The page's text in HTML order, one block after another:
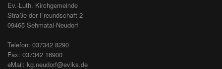
Ev.-Luth. Kirchgemeinde
Straße der Freundschaft 2
09465 Sehmatal-Neudorf
Telefon: 037342 8290
Fax: 037342 16900
eMail: kg.neudorf@evlks.de